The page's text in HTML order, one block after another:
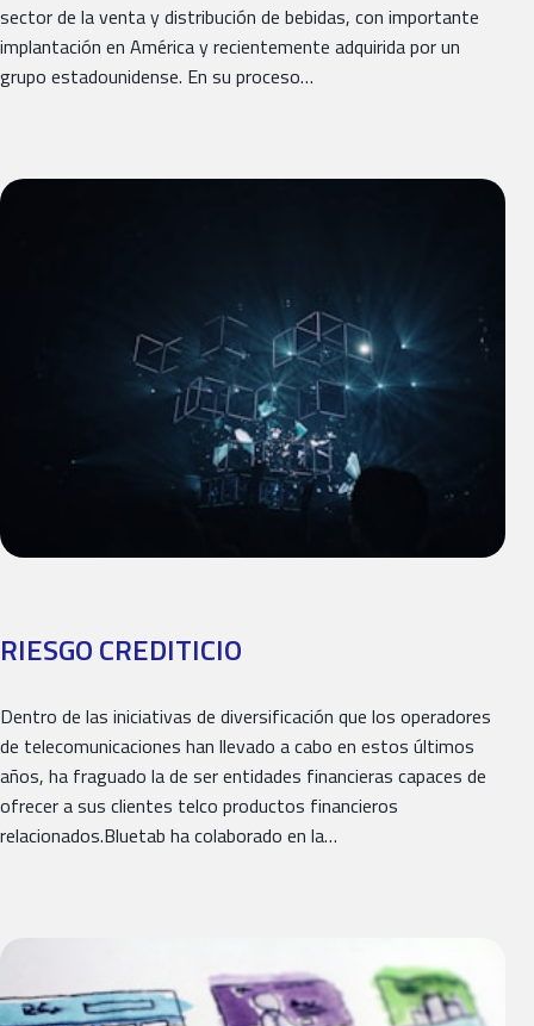
sector de la venta y distribución de bebidas, con importante
implantación en América y recientemente adquirida por un
grupo estadounidense. En su proceso…
RIESGO CREDITICIO
Dentro de las iniciativas de diversificación que los operadores
de telecomunicaciones han llevado a cabo en estos últimos
años, ha fraguado la de ser entidades financieras capaces de
ofrecer a sus clientes telco productos financieros
relacionados.Bluetab ha colaborado en la…